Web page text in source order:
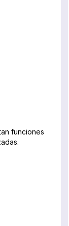
funciones